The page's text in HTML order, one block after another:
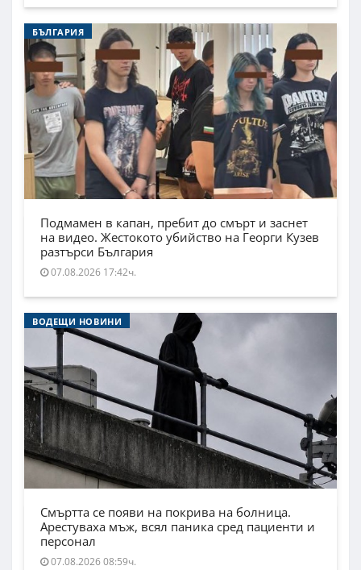
БЪЛГАРИЯ
Подмамен в капан, пребит до смърт и заснет
на видео. Жестокото убийство на Георги Кузев
разтърси България
07.08.2026 17:42ч.
ВОДЕЩИ НОВИНИ
Смъртта се появи на покрива на болница.
Арестуваха мъж, всял паника сред пациенти и
персонал
07.08.2026 08:59ч.